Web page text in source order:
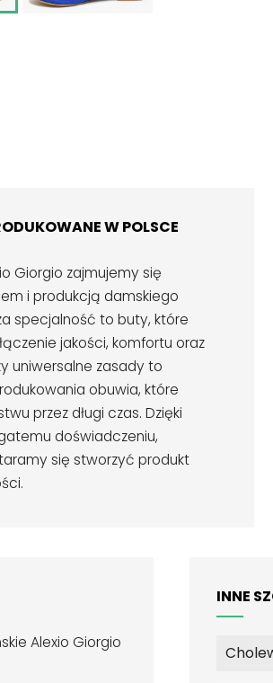
W POLSCE
Giorgio zajmujemy się
i produkcją damskiego
specjalność to buty, które
jakości, komfortu oraz
uniwersalne zasady to
obuwia, które
przez długi czas. Dzięki
doświadczeniu,
się stworzyć produkt
Alexio Giorgio
INNE